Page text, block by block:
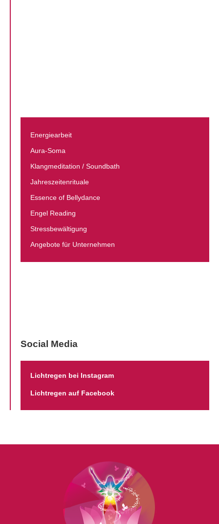
Energiearbeit
Aura-Soma
Klang­meditation / Soundbath
Jahreszeiten­rituale
Essence of Bellydance
Engel Reading
Stressbewältigung
Angebote für Unternehmen
Social Media
Lichtregen bei Instagram
Lichtregen auf Facebook